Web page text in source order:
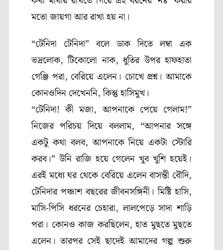
মতো জায়গা আর রাখা হয় না।
“টেনিদা টেনিদা” বলে ডাক দিতে লম্বা এক
ভদ্রলোক,টিকোলো নাক,ধুতির উপর হাফহাতা
গেঞ্জি পরা, বেরিয়ে এলেন। চোখে প্রশ্ন। আমাকে
কোনওদিন দেখেননি,কিন্তু হাসিমুখ।
“টেনিদা! কী মজা,আপনাকে পেয়ে গেলাম!”
নিজের পরিচয় দিয়ে বললাম, “আপনার সঙ্গে
একটু কথা বলব,আপনাকে নিয়ে একটা স্টোরি
করব।” উনি রাজি হয়ে গেলেন খুব খুশি হয়েই।
এরই মধ্যে ঘর থেকে বেরিয়ে এলেন বাসন্তী বৌদি,
টেনিদার পঞ্চাশ বছরের জীবনসঙ্গিনী। মিষ্টি হাসি,
মাসি-পিসি ধরনের চেহারা,লালপেড়ে সাদা শাড়ি
পরা। কোনও কাজ করছিলেন,হাত মুছতে মুছতে
এলেন। তারপর সেই ছাদেই আমাদের গল্প শুরু